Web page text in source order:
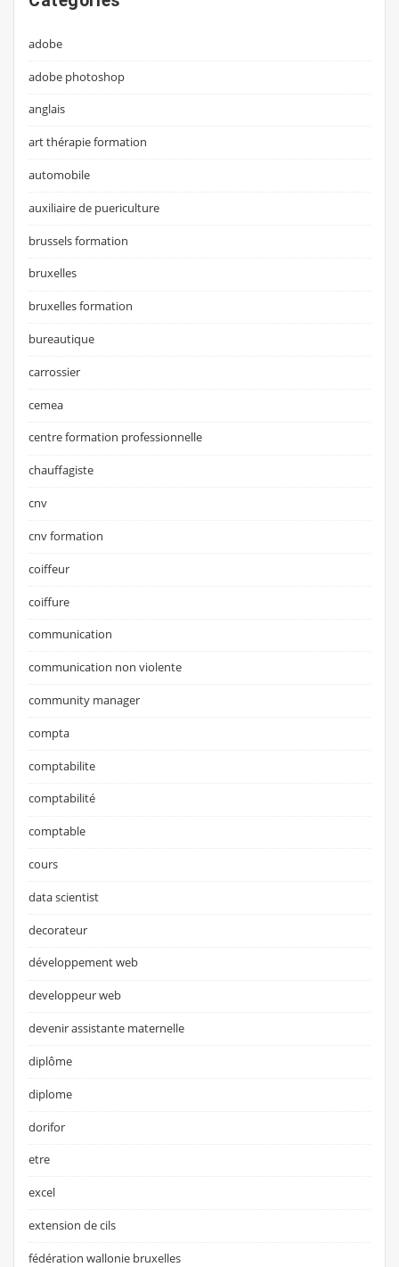
adobe
adobe photoshop
anglais
art thérapie formation
automobile
auxiliaire de puericulture
brussels formation
bruxelles
bruxelles formation
bureautique
carrossier
cemea
centre formation professionnelle
chauffagiste
cnv
cnv formation
coiffeur
coiffure
communication
communication non violente
community manager
compta
comptabilite
comptabilité
comptable
cours
data scientist
decorateur
développement web
developpeur web
devenir assistante maternelle
diplôme
diplome
dorifor
etre
excel
extension de cils
fédération wallonie bruxelles